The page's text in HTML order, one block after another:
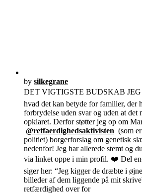
by silkegrane
DET VIGTIGSTE BUDSKAB
hvad det kan betyde for familier, der
forbrydelse uden svar og uden at det
opklaret. Derfor støtter jeg op om
@retfaerdighedsaktivisten (som
politiet) borgerforslag om genetisk
nedenfor! Jeg har allerede stemt og
via linket oppe i min profil. ❤️ Del
siger her: “Jeg kigger de dræbte i
billeder af dem liggende på mit
retfærdighed over for